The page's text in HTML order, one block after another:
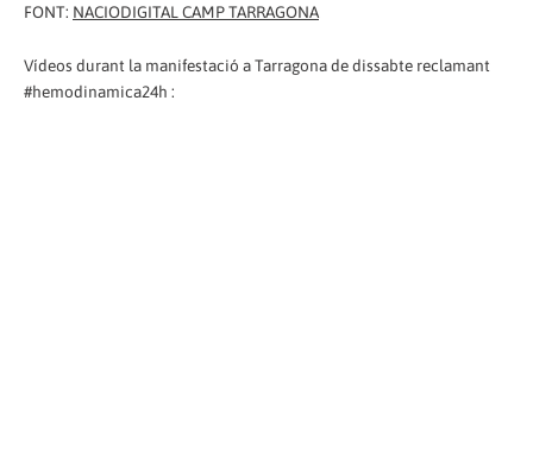
FONT: NACIODIGITAL CAMP TARRAGONA
Vídeos durant la manifestació a Tarragona de dissabte reclamant
#hemodinamica24h :